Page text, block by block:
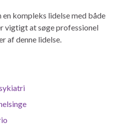
en kompleks lidelse med både
vigtigt at søge professionel
af denne lidelse.